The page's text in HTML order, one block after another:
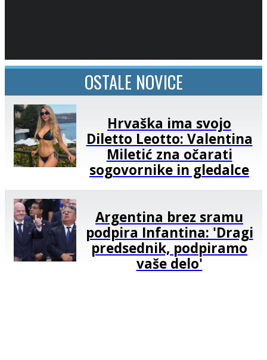
OSTALE NOVICE
Hrvaška ima svojo
Diletto Leotto: Valentina
Miletić zna očarati
sogovornike in gledalce
Argentina brez sramu
podpira Infantina: 'Dragi
predsednik, podpiramo
vaše delo'